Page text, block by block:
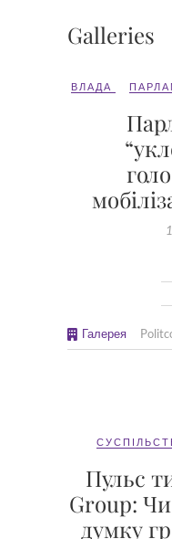
Galleries
ВЛАДА
Галерея
Пульс
Group:
думку